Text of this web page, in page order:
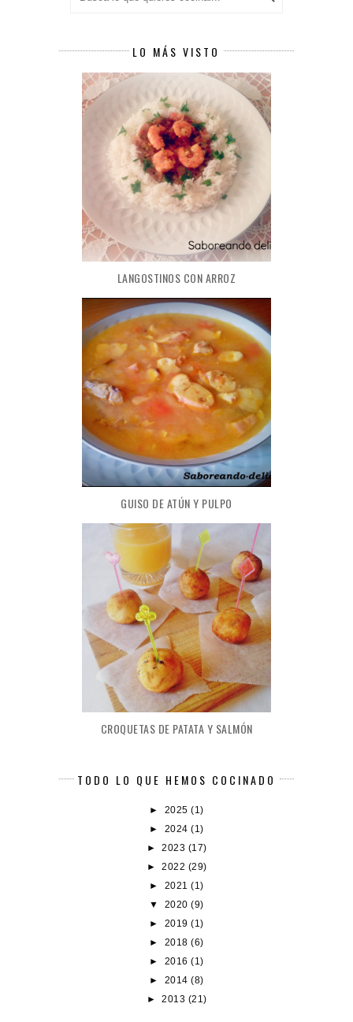
LO MÁS VISTO
LANGOSTINOS CON ARROZ
GUISO DE ATÚN Y PULPO
CROQUETAS DE PATATA Y SALMÓN
TODO LO QUE HEMOS COCINADO
► 2025(1)
► 2024(1)
► 2023 (17)
► 2022 (29)
► 2021(1)
▼ 2020(9)
► 2019(1)
► 2018(6)
► 2016(1)
► 2014(8)
► 2013 (21)